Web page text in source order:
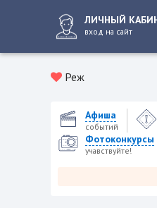
ЛИЧНЫЙ
вход на сайт
Реж
Афиша
событий
Фотоконкурсы
учавствуйте!